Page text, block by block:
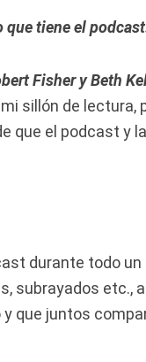
que tiene el
Fisher y Beth
sillón de lectura,
que el podcast y la
durante todo un
subrayados etc.,
y que juntos